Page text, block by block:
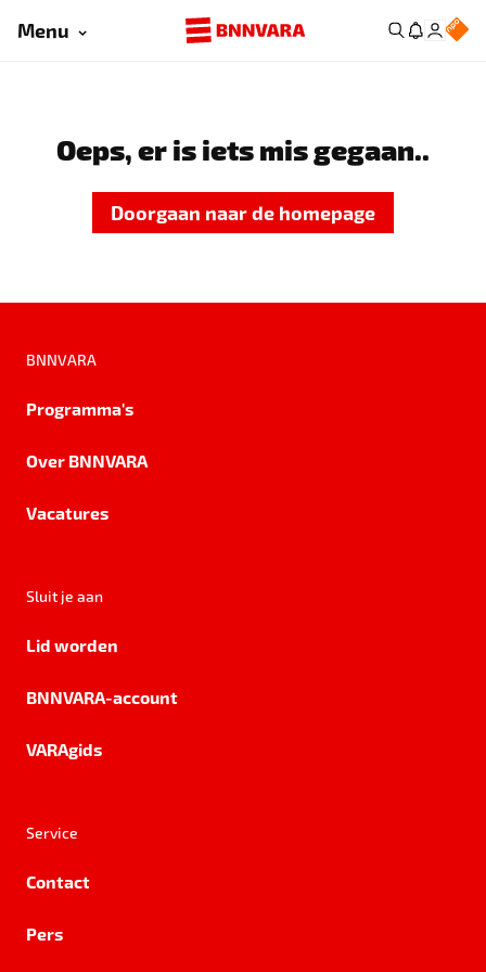
Menu
Oeps, er is iets mis gegaan..
Doorgaan naar de homepage
BNNVARA
Programma's
Over BNNVARA
Vacatures
Sluit je aan
Lid worden
BNNVARA-account
VARAgids
Service
Contact
Pers